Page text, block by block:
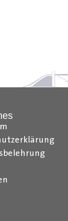
Jumpy
Fiat
Ford